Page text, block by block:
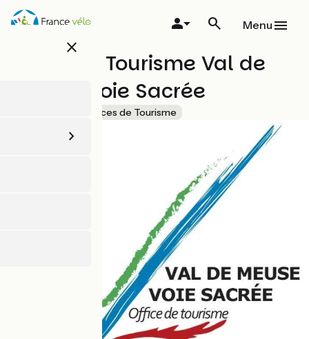
Aller
au
close
Menu
Office de Tourisme Val de
Meuse-Voie Sacrée
Offices de Tourisme